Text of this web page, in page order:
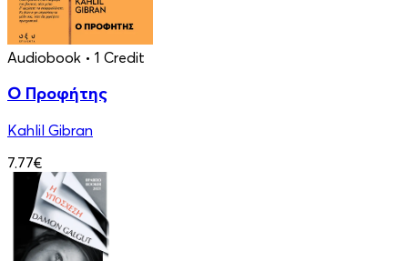
Audiobook • 1 Credit
Ο Προφήτης
Kahlil Gibran
7.77€